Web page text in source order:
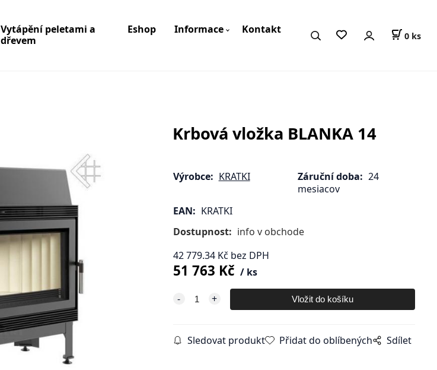
Vytápění peletami a
dřevem
Eshop Informace Kontakt 0 ks
Krbová vložka BLANKA 14
Výrobce: KRATKI Záruční doba: 24
mesiacov
EAN: KRATKI
Dostupnost: info v obchode
42 779.34Kč bez DPH
51 763 Kč ks
Sledovat produkt Přidat do oblíbených Sdílet